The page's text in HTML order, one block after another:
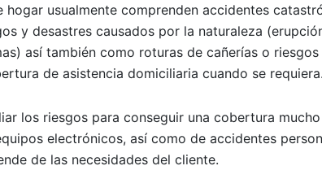
hogar usualmente comprenden accidentes
y desastres causados por la naturaleza
así también como roturas de cañerías o
de asistencia domiciliaria cuando se requiera.
los riesgos para conseguir una cobertura
electrónicos, así como de accidentes
de las necesidades del cliente.